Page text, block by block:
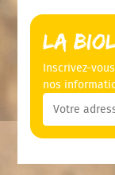
La
Inscrivez-
nos